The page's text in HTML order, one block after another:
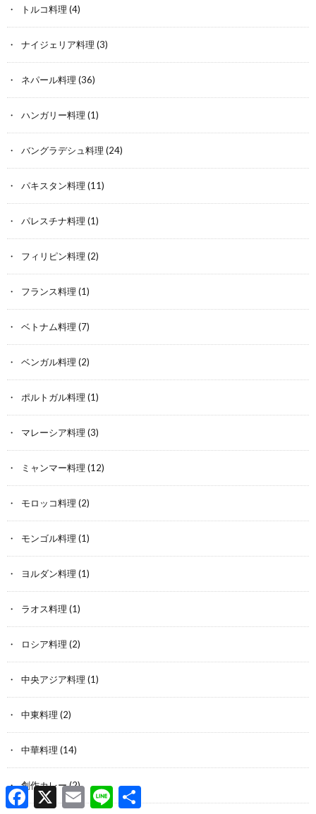
トルコ料理 (4)
ナイジェリア料理 (3)
ネパール料理 (36)
ハンガリー料理 (1)
バングラデシュ料理 (24)
パキスタン料理 (11)
パレスチナ料理 (1)
フィリピン料理 (2)
フランス料理 (1)
ベトナム料理 (7)
ベンガル料理 (2)
ポルトガル料理 (1)
マレーシア料理 (3)
ミャンマー料理 (12)
モロッコ料理 (2)
モンゴル料理 (1)
ヨルダン料理 (1)
ラオス料理 (1)
ロシア料理 (2)
中央アジア料理 (1)
中東料理 (2)
中華料理 (14)
創作カレー(2)
F
a
m
i
有